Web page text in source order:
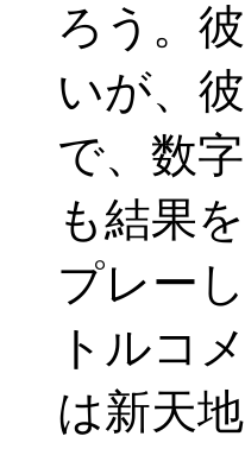
ろう。
いが、
で、数
も結果
プレー
トルコ
は新天